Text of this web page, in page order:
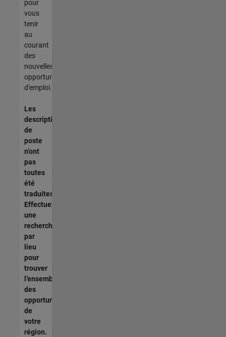
pour
vous
tenir
au
courant
des
nouvelles
opportunités
d'emploi.
Les
descriptions
de
poste
n’ont
pas
toutes
été
traduites.
Effectuez
une
recherche
par
lieu
pour
trouver
l’ensemble
des
opportunités
de
votre
région.